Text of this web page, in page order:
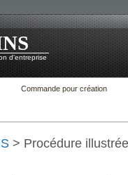
d'entreprise
Commande pour création
> Procédure